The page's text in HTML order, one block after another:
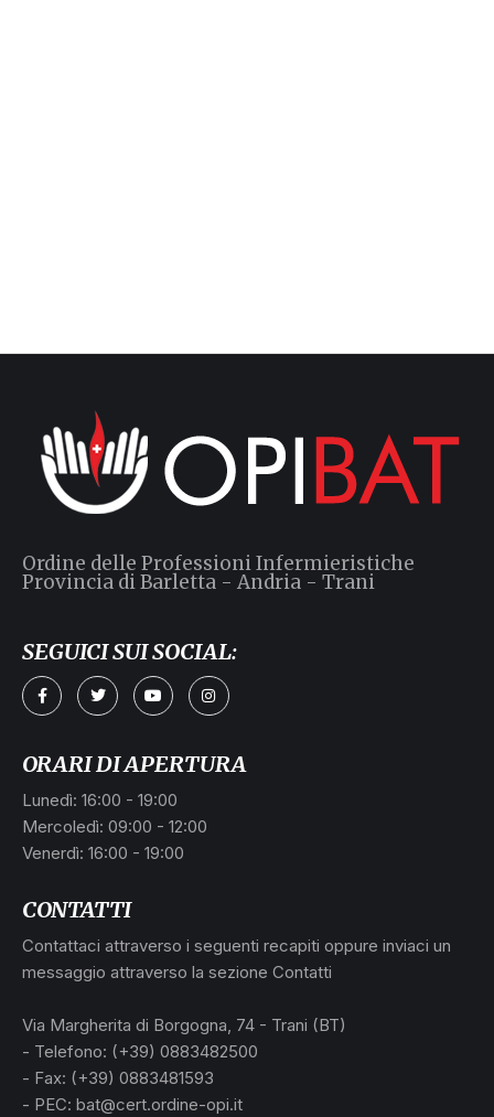
CONTATTI
Contattaci attraverso i seguenti recapiti oppure inviaci un
messaggio attraverso la sezione Contatti
Via Margherita di Borgogna, 74 - Trani (BT)
- Telefono: (+39) 0883482500
- Fax: (+39) 0883481593
- PEC: bat@cert.ordine-opi.it
ORARI DI APERTURA
Lunedì: 16:00 - 19:00
Mercoledì: 09:00 - 12:00
Venerdì: 16:00 - 19:00
Ordine delle Professioni Infermieristiche
Provincia di Barletta - Andria - Trani
SEGUICI SUI SOCIAL: